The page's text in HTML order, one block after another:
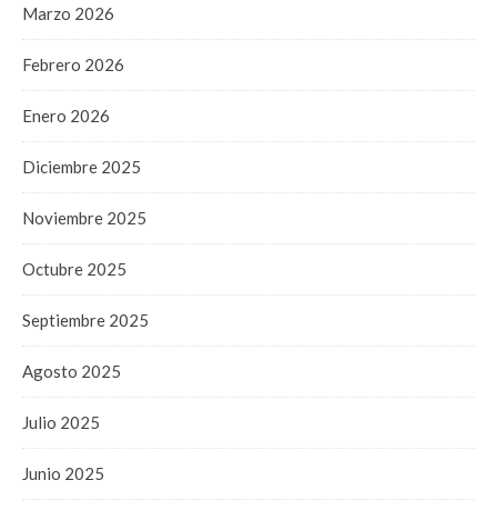
Marzo 2026
Febrero 2026
Enero 2026
Diciembre 2025
Noviembre 2025
Octubre 2025
Septiembre 2025
Agosto 2025
Julio 2025
Junio 2025